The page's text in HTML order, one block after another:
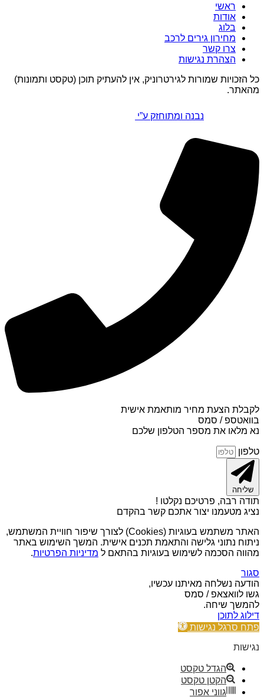
ראשי
אודות
בלוג
מחירון גירים לרכב
צרו קשר
הצהרת נגישות
כל הזכויות שמורות לגירטרוניק, אין להעתיק תוכן (טקסט ותמונות)
מהאתר.
נבנה ומתוחזק ע”י
לקבלת הצעת מחיר מותאמת אישית
בוואטספ / סמס
נא מלאו את מספר הטלפון שלכם
טלפון
שליחה
תודה רבה, פרטיכם נקלטו !
נציג מטעמנו יצור אתכם קשר בהקדם
האתר משתמש בעוגיות (Cookies) לצורך שיפור חוויית המשתמש,
ניתוח נתוני גלישה והתאמת תכנים אישית. המשך השימוש באתר
מהווה הסכמה לשימוש בעוגיות בהתאם ל מדיניות הפרטיות.
סגור
הודעה נשלחה מאיתנו עכשיו,
גשו לוואצאפ / סמס
להמשך שיחה.
דילוג לתוכן
פתח סרגל נגישות
נגישות
הגדל טקסט
הקטן טקסט
גווני אפור